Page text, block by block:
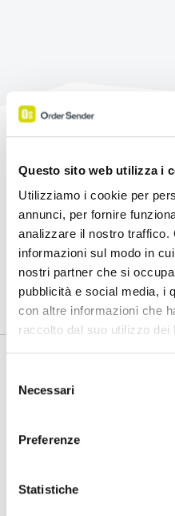
Questo sito web utilizza i
Utilizziamo i cookie per
annunci, per fornire
analizzare il nostro traffico.
informazioni sul modo in
nostri partner che si
pubblicità e social media, i
con altre informazioni che
raccolto dal suo utilizzo dei
all'informativa:
https://
delNecessari
Preferenze
Statistiche
Potenzia le
Prova l'App Order
versione completa,
Raccolta Ordini Agenti
Order Sender B2B